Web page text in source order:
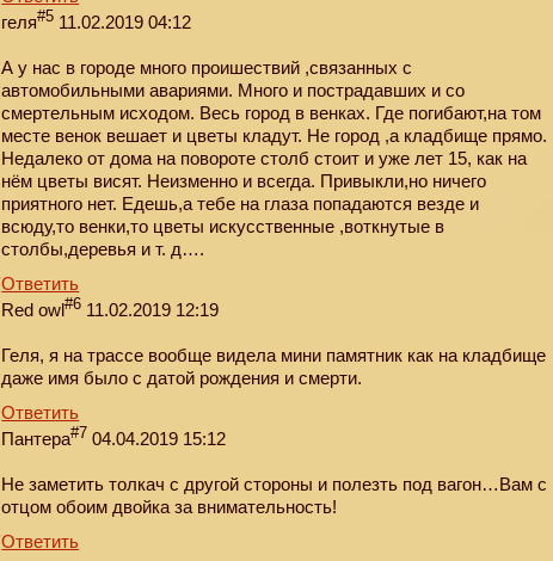
геля#5 11.02.2019 04:12
А у нас в городе много проишествий ,связанных с
автомобильными авариями. Много и пострадавших и со
смертельным исходом. Весь город в венках. Где погибают,на том
месте венок вешает и цветы кладут. Не город ,а кладбище прямо.
Недалеко от дома на повороте столб стоит и уже лет 15, как на
нём цветы висят. Неизменно и всегда. Привыкли,но ничего
приятного нет. Едешь,а тебе на глаза попадаются везде и
всюду,то венки,то цветы искусственные ,воткнутые в
столбы,деревья и т. д….
Ответить
Red owl#6 11.02.2019 12:19
Геля, я на трассе вообще видела мини памятник как на кладбище
даже имя было с датой рождения и смерти.
Ответить
Пантера#7 04.04.2019 15:12
Не заметить толкач с другой стороны и полезть под вагон…Вам с
отцом обоим двойка за внимательность!
Ответить